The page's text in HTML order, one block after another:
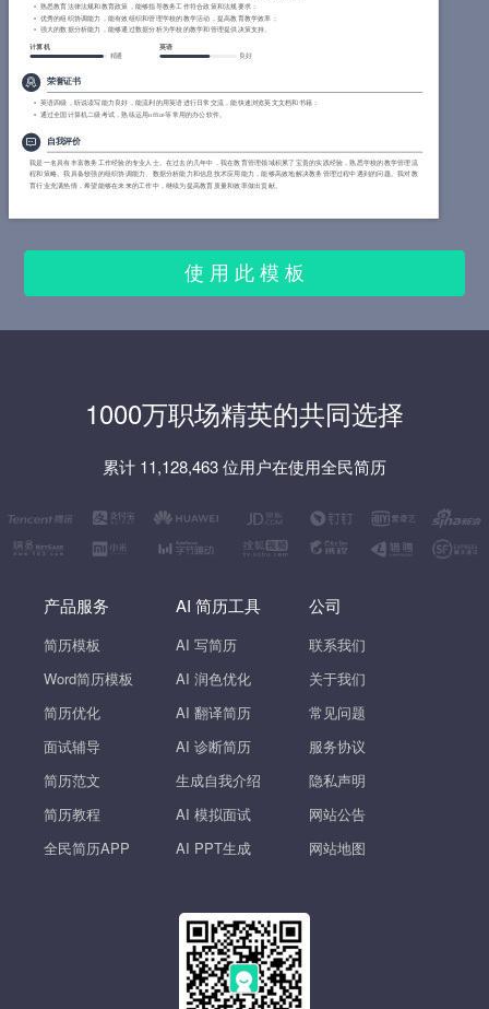
熟悉教育法律法规和教育政策，能够指导教务工作符合政策和法规要求；
优秀的组织协调能力，能有效组织和管理学校的教学活动，提高教育教学效率；
强大的数据分析能力，能够通过数据分析为学校的教学和管理提供决策支持。
计算机
精通
英语
良好
荣誉证书
英语四级，听说读写能力良好，能流利的用英语进行日常交流，能快速浏览英文文档和书籍；
通过全国计算机二级考试，熟练运用office等常用的办公软件。
自我评价
我是一名具有丰富教务工作经验的专业人士。在过去的几年中，我在教育管理领域积累了宝贵的实践经验，熟悉学校的教学管理流
程和策略。我具备较强的组织协调能力、数据分析能力和信息技术应用能力，能够高效地解决教务管理过程中遇到的问题。我对教
育行业充满热情，希望能够在未来的工作中，继续为提高教育质量和效率做出贡献。
使 用 此 模 板
1000万职场精英的共同选择
累计 11,128,463 位用户在使用全民简历
产品服务
简历模板
Word简历模板
简历优化
面试辅导
简历范文
简历教程
全民简历APP
AI 简历工具
AI 写简历
AI 润色优化
AI 翻译简历
AI 诊断简历
生成自我介绍
AI 模拟面试
AI PPT生成
公司
联系我们
关于我们
常见问题
服务协议
隐私声明
网站公告
网站地图